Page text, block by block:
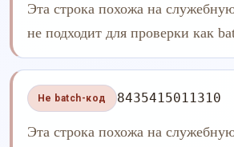
Эта строка похожа на
не подходит для проверки как
Не batch-код 8435415011310
Эта строка похожа на